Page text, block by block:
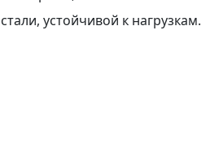
устойчивой к нагрузкам.